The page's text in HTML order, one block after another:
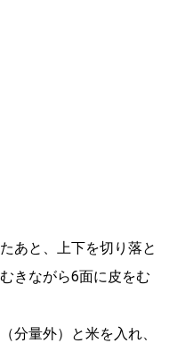
あと、上下を切り落と
きながら6面に皮をむ
分量外）と米を入れ、